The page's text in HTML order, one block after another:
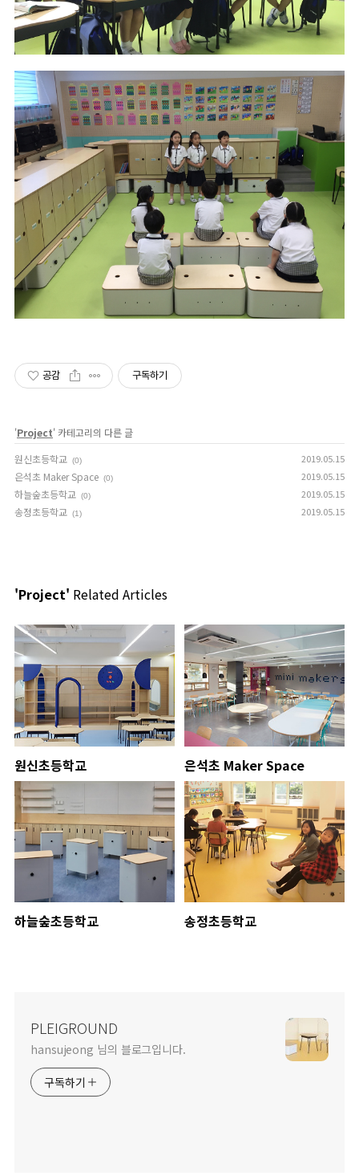
공감 구독하기
'Project' 카테고리의 다른 글
원신초등학교 (0) 2019.05.15
은석초 Maker Space (0) 2019.05.15
하늘숲초등학교 (0) 2019.05.15
송정초등학교 (1) 2019.05.15
'Project' Related Articles
원신초등학교 은석초 Maker Space
하늘숲초등학교 송정초등학교
PLEIGROUND
hansujeong 님의 블로그입니다.
구독하기